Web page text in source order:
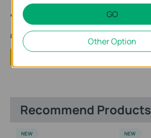
هل تجد هذه الأسئلة مفيدة؟
مشاركتك تساعدنا في تحسين الموقع
Recommend Products
NEW NEW
GO
Other Option